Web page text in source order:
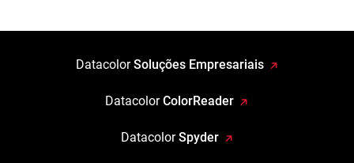
DatacolorSoluções Empresariais
DatacolorColorReader
DatacolorSpyder